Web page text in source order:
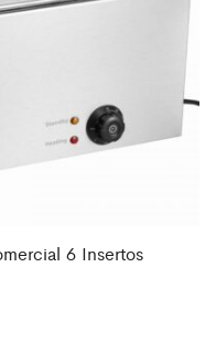
6 Insertos